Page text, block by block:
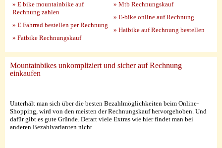
» E bike mountainbike auf
Rechnung zahlen
» E Fahrrad bestellen per Rechnung
» Fatbike Rechnungskauf
» Mtb Rechnungskauf
» E-bike online auf Rechnung
» Haibike auf Rechnung bestellen
Mountainbikes unkompliziert und sicher auf Rechnung
einkaufen
Unterhält man sich über die besten Bezahlmöglichkeiten beim Online-
Shopping, wird von den meisten der Rechnungskauf hervorgehoben. Und
dafür gibt es gute Gründe. Derart viele Extras wie hier findet man bei
anderen Bezahlvarianten nicht.